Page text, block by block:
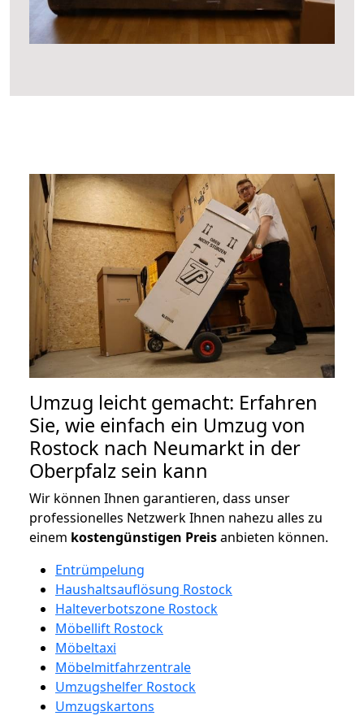
Umzug leicht gemacht: Erfahren
Sie, wie einfach ein Umzug von
Rostock nach Neumarkt in der
Oberpfalz sein kann
Wir können Ihnen garantieren, dass unser
professionelles Netzwerk Ihnen nahezu alles zu
einem kostengünstigen Preisanbieten können.
Entrümpelung
Haushaltsauflösung Rostock
Halteverbotszone Rostock
Möbellift Rostock
Möbeltaxi
Möbelmitfahrzentrale
Umzugshelfer Rostock
Umzugskartons